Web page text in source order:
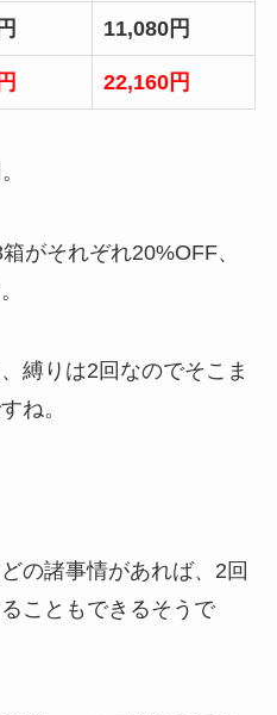
11,080円
22,160円
がそれぞれ20%OFF、
縛りは2回なのでそこま
ね。
の諸事情があれば、2回
こともできるそうで